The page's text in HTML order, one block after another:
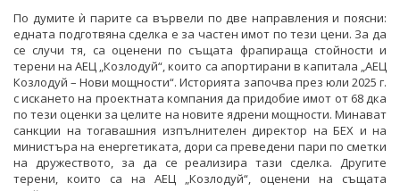
По думите ѝ парите са вървели по две направления и поясни:
едната подготвяна сделка е за частен имот по тези цени. За да
се случи тя, са оценени по същата фрапираща стойности и
терени на АЕЦ „Козлодуй“, които са апортирани в капитала „АЕЦ
Козлодуй – Нови мощности“. Историята започва през юли 2025 г.
с искането на проектната компания да придобие имот от 68 дка
по тези оценки за целите на новите ядрени мощности. Минават
санкции на тогавашния изпълнителен директор на БЕХ и на
министъра на енергетиката, дори са преведени пари по сметки
на дружеството, за да се реализира тази сделка. Другите
терени, които са на АЕЦ „Козлодуй“, оценени на същата